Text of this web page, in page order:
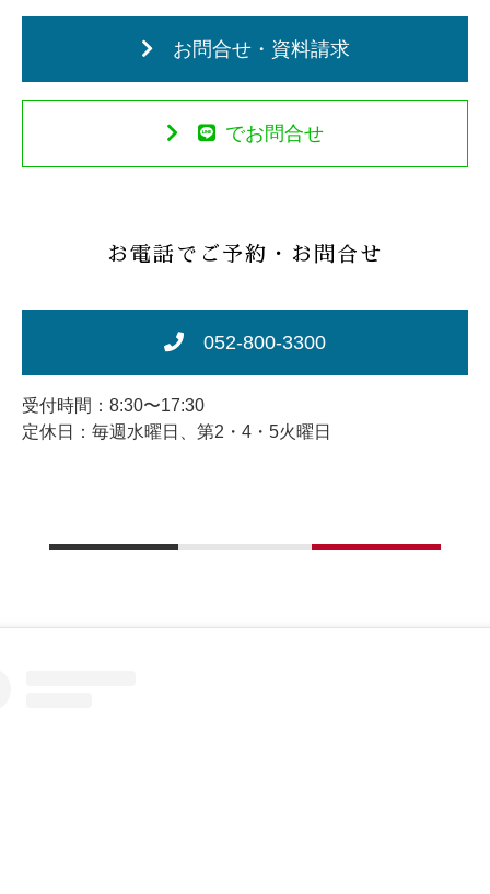
お問合せ・資料請求
でお問合せ
お電話でご予約・お問合せ
052-800-3300
受付時間：8:30〜17:30
定休日：毎週水曜日、第2・4・5火曜日